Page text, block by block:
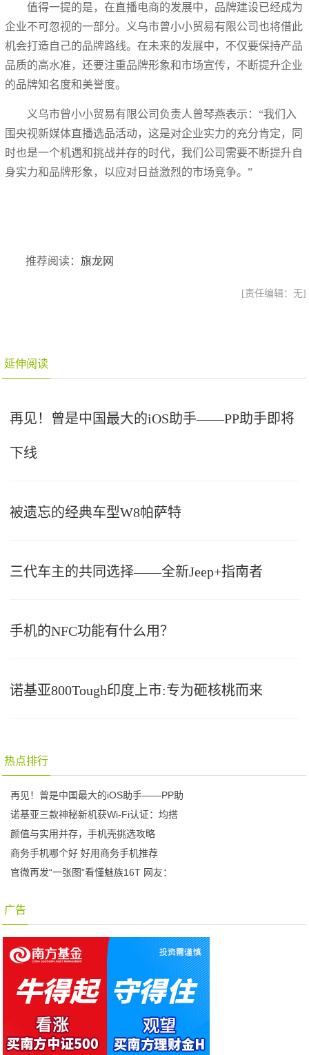
值得一提的是，在直播电商的发展中，品牌建设已经成为
企业不可忽视的一部分。义乌市曾小小贸易有限公司也将借此
机会打造自己的品牌路线。在未来的发展中，不仅要保持产品
品质的高水准，还要注重品牌形象和市场宣传，不断提升企业
的品牌知名度和美誉度。
义乌市曾小小贸易有限公司负责人曾琴燕表示：“我们入
围央视新媒体直播选品活动，这是对企业实力的充分肯定，同
时也是一个机遇和挑战并存的时代，我们公司需要不断提升自
身实力和品牌形象，以应对日益激烈的市场竞争。”
推荐阅读：旗龙网
[责任编辑：无]
延伸阅读
再见！曾是中国最大的iOS助手——PP助手即将
下线
被遗忘的经典车型W8帕萨特
三代车主的共同选择——全新Jeep+指南者
手机的NFC功能有什么用？
诺基亚800Tough印度上市:专为砸核桃而来
热点排行
再见！曾是中国最大的iOS助手——PP助
诺基亚三款神秘新机获Wi-Fi认证：均搭
颜值与实用并存，手机壳挑选攻略
商务手机哪个好 好用商务手机推荐
官微再发“一张图”看懂魅族16T 网友：
广告